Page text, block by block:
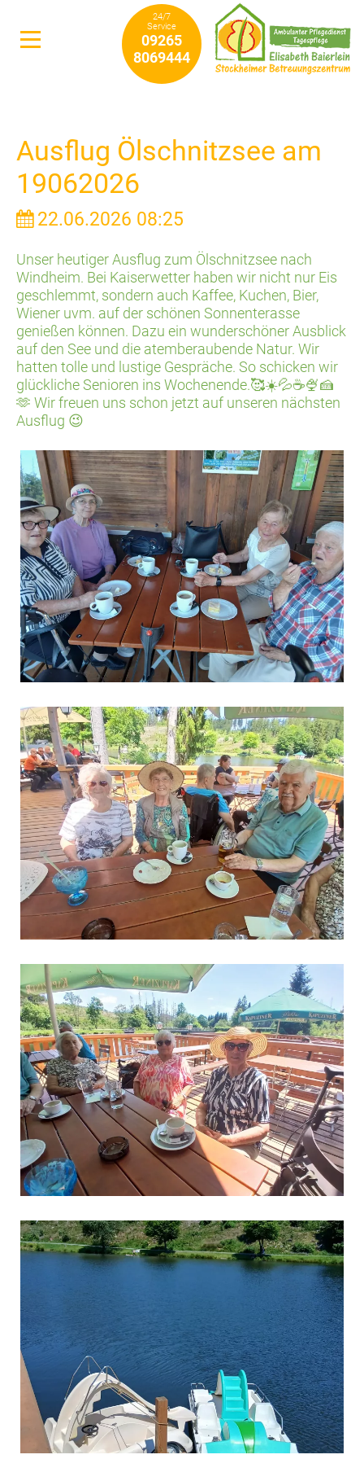
24/7
Service
09265
8069444
Ausflug Ölschnitzsee am
19062026
22.06.2026 08:25
Unser heutiger Ausflug zum Ölschnitzsee nach
Windheim. Bei Kaiserwetter haben wir nicht nur Eis
geschlemmt, sondern auch Kaffee, Kuchen, Bier,
Wiener uvm. auf der schönen Sonnenterasse
genießen können. Dazu ein wunderschöner Ausblick
auf den See und die atemberaubende Natur. Wir
hatten tolle und lustige Gespräche. So schicken wir
glückliche Senioren ins Wochenende.🥰☀️💦☕🍨🍰
🫶 Wir freuen uns schon jetzt auf unseren nächsten
Ausflug 😉